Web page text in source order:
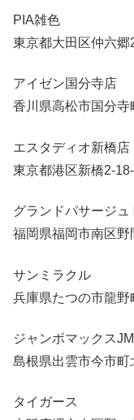
PIA雑色
東京都大田区仲六郷
アイゼン国分寺店
香川県高松市国分
エスタディオ新橋店
東京都港区新橋2-
グランドパサージュ
福岡県福岡市南区野
サンミラクル
兵庫県たつの市龍野
ジャンボマックスJM
島根県出雲市今市町
タイガース